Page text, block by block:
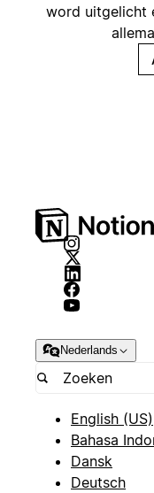
word uitgelicht
Nederlands
English (US)
Bahasa
Dansk
Deutsch